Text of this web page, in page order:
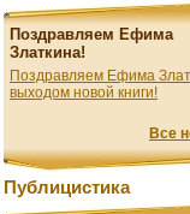
Поздравляем Ефима
Златкина!
Поздравляем Ефима
выходом новой книги!
Все
Публицистика